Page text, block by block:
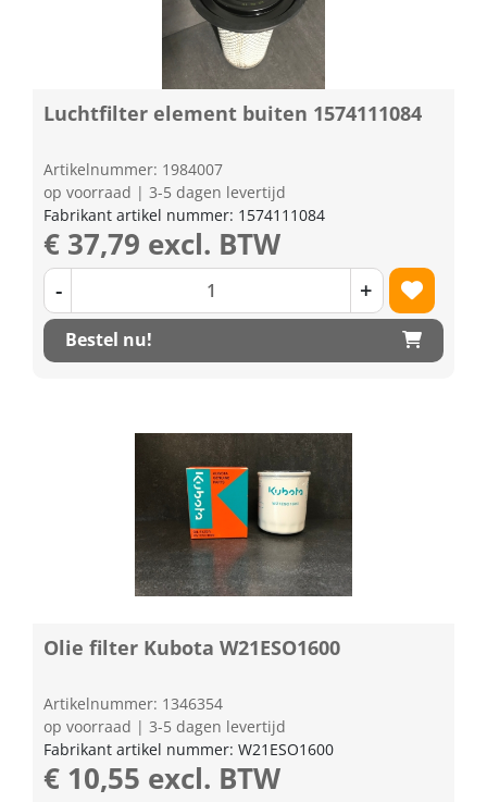
Luchtfilter element buiten 1574111084
Artikelnummer: 1984007
op voorraad | 3-5 dagen levertijd
Fabrikant artikel nummer: 1574111084
€ 37,79 excl. BTW
- +
Bestel nu!
Olie filter Kubota W21ESO1600
Artikelnummer: 1346354
op voorraad | 3-5 dagen levertijd
Fabrikant artikel nummer: W21ESO1600
€ 10,55 excl. BTW